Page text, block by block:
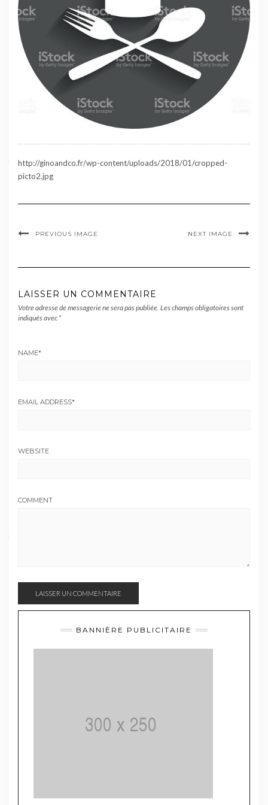
http://ginoandco.fr/wp-content/uploads/2018/01/cropped-
picto2.jpg
PREVIOUS IMAGE NEXT IMAGE
LAISSER UN COMMENTAIRE
Votre adresse de messagerie ne sera pas publiée. Les champs obligatoires sont
indiqués avec *
NAME*
EMAIL ADDRESS*
WEBSITE
COMMENT
BANNIÈRE PUBLICITAIRE